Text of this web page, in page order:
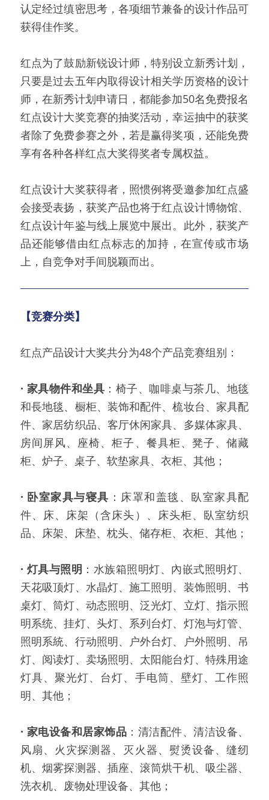
认定经过缜密思考，各项细节兼备的设计作品可
获得佳作奖。
红点为了鼓励新锐设计师，特别设立新秀计划，
只要是过去五年内取得设计相关学历资格的设计
师，在新秀计划申请日，都能参加50名免费报名
红点设计大奖竞赛的抽奖活动，幸运抽中的获奖
者除了免费参赛之外，若是赢得奖项，还能免费
享有各种各样红点大奖得奖者专属权益。
红点设计大奖获得者，照惯例将受邀参加红点盛
会接受表扬，获奖产品也将于红点设计博物馆、
红点设计年鉴与线上展览中展出。此外，获奖产
品还能够借由红点标志的加持，在宣传或市场
上，自竞争对手间脱颖而出。
【竞赛分类】
红点产品设计大奖共分为48个产品竞赛组别：
· 家具物件和坐具 ：椅子、咖啡桌与茶几、地毯
和長地毯、橱柜、装饰和配件、梳妆台、家具配
件、家居纺织品、客厅休闲家具、多媒体家具、
房间屏风、座椅、柜子、餐具柜、凳子、储藏
柜、炉子、桌子、软垫家具、衣柜、其他；
· 卧室家具与寝具 ：床罩和盖毯、臥室家具配
件、床、床架（含床头）、床头柜、臥室纺织
品、床架、床垫、枕头、储存柜、衣柜、其他；
· 灯具与照明 ：水族箱照明灯、內嵌式照明灯、
天花吸顶灯、水晶灯、施工照明、装饰照明、书
桌灯、筒灯、动态照明、泛光灯、立灯、指示照
明系统、挂灯、头灯、系列台灯、灯泡与灯管、
照明系統、行动照明、户外台灯、户外照明、吊
灯、阅读灯、卖场照明、太阳能台灯、特殊用途
灯具、聚光灯、台灯、手电筒、壁灯、工作照
明、其他；
· 家电设备和居家饰品 ：清洁配件、清洁设备、
风扇、火灾探测器、灭火器、熨烫设备、缝纫
机、烟雾探测器、插座、滚筒烘干机、吸尘器、
洗衣机、废物处理设备、其他；